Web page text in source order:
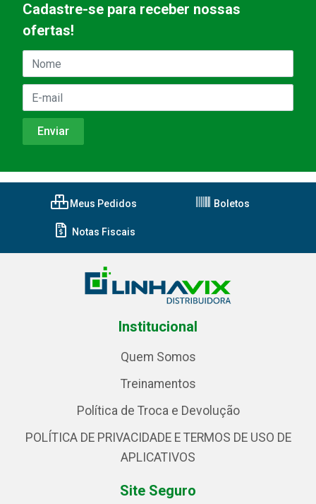
Cadastre-se para receber nossas
ofertas!
Meus Pedidos Boletos
Notas Fiscais
Institucional
Quem Somos
Treinamentos
Política de Troca e Devolução
POLÍTICA DE PRIVACIDADE E TERMOS DE USO DE
APLICATIVOS
Site Seguro